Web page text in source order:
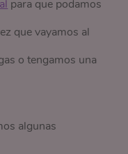
para que podamos
que vayamos al
o tengamos una
algunas